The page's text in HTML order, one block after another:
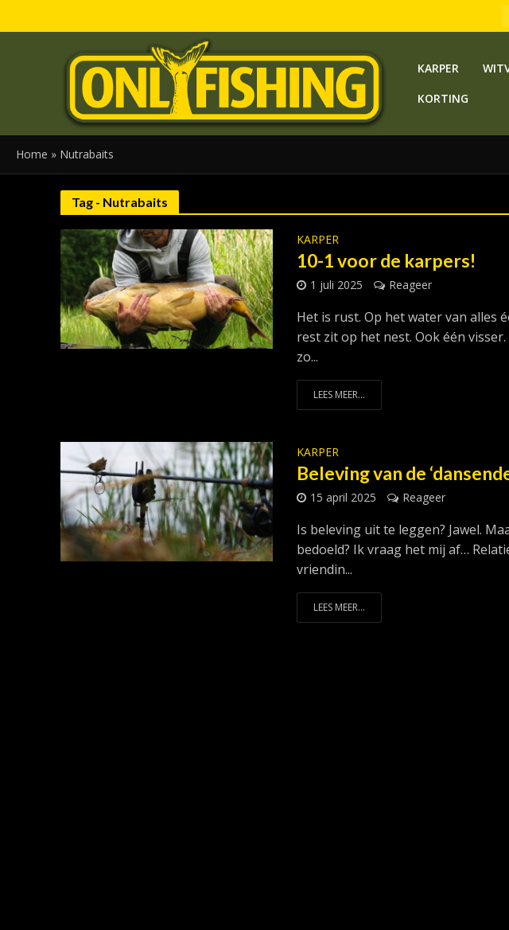
KARPER
KORTING
Home » Nutrabaits
Tag - Nutrabaits
KARPER
10-1 voor de karpers!
1 juli 2025 Reageer
Het is rust. Op het water van alles
rest zit op het nest. Ook één
zo...
LEES MEER...
KARPER
Beleving van de
15 april 2025 Reageer
Is beleving uit te leggen? Jawel.
bedoeld? Ik vraag het mij af…
vriendin...
LEES MEER...